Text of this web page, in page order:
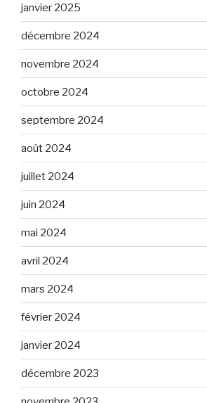
janvier 2025
décembre 2024
novembre 2024
octobre 2024
septembre 2024
août 2024
juillet 2024
juin 2024
mai 2024
avril 2024
mars 2024
février 2024
janvier 2024
décembre 2023